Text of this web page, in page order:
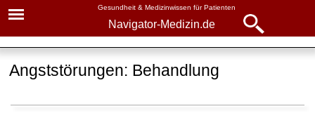
Gesundheit & Medizinwissen für Patienten
Navigator-Medizin.de
Angststörungen: Behandlung
Navigator-Medizin.de
► News
Navigator-
Medizin.de
▾
Krankheiten